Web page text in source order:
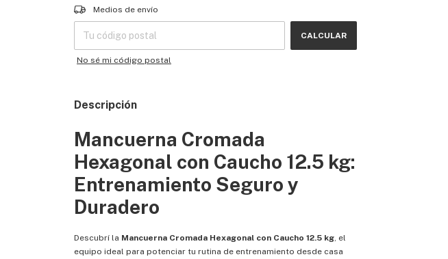
Entregas para el CP:
Medios de envío
CALCULAR
No sé mi código postal
Descripción
Mancuerna Cromada
Hexagonal con Caucho 12.5 kg:
Entrenamiento Seguro y
Duradero
Descubrí la Mancuerna Cromada Hexagonal con Caucho 12.5 kg , el
equipo ideal para potenciar tu rutina de entrenamiento desde casa